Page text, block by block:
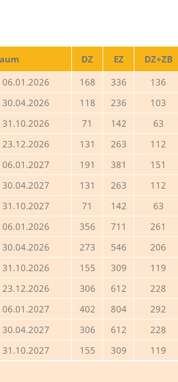
DZ EZ
DZ+ZB
168 336
136
118 236
103
71 142
63
131 263
112
191 381
151
131 263
112
71 142
63
356 711
261
273 546
206
155 309
119
306 612
228
402 804
292
306 612
228
155 309
119